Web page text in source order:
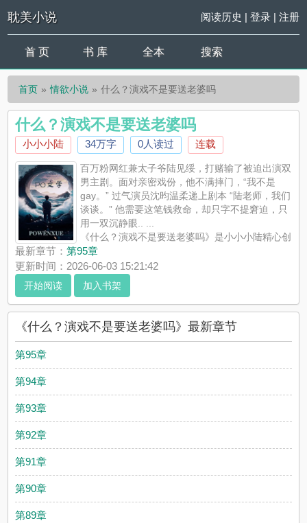
耽美小说 阅读历史 | 登录| 注册
首 页 书 库 全本 搜索
首页 情欲小说 什么？演戏不是要送老婆吗
什么？演戏不是要送老婆吗
小小小陆 34万字 0人读过 连载
百万粉网红兼太子爷陆见绥，打赌输了被迫出演双
男主剧。面对亲密戏份，他不满摔门，“我不是
gay。” 过气演员沈昀温柔递上剧本 “陆老师，我们
谈谈。” 他需要这笔钱救命，却只字不提窘迫，只
用一双沉静眼.. ...
《什么？演戏不是要送老婆吗》是小小小陆精心创
作的情欲小说，耽美小说实时更新什么？演戏不是要送老婆吗最
新章节并且提供无弹窗阅读，书友所发表的什么？演戏不是要送
老婆吗评论，并不代表耽美小说赞同或者支持什么？演戏不是要
送老婆吗读者的观点。
最新章节：第95章
更新时间：2026-06-03 15:21:42
开始阅读 加入书架
《什么？演戏不是要送老婆吗》最新章节
第95章
第94章
第93章
第92章
第91章
第90章
第89章